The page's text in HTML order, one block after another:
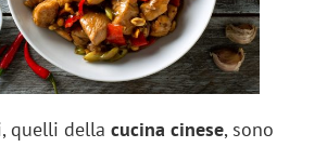
quelli dellacucina cinese, sono